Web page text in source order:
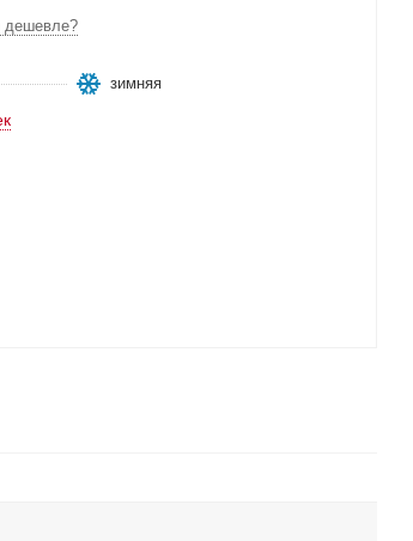
дешевле?
зимняя